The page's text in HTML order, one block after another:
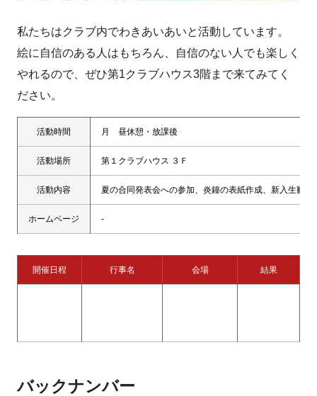
私たちはクラブ内でわきあいあいと活動しています。
絵に自信のある人はもちろん、自信のない人でも楽しく
やれるので、ぜひ第1クラブハウス3階まで来てみてく
ださい。
活動時間 月 昼休憩・放課後
活動場所 第１クラブハウス ３Ｆ
活動内容 夏の合同発表会への参加、炎鐘の表紙作成、新入生歓
ホームページ -
開催日程 行事名 会場 結果
バックナンバー